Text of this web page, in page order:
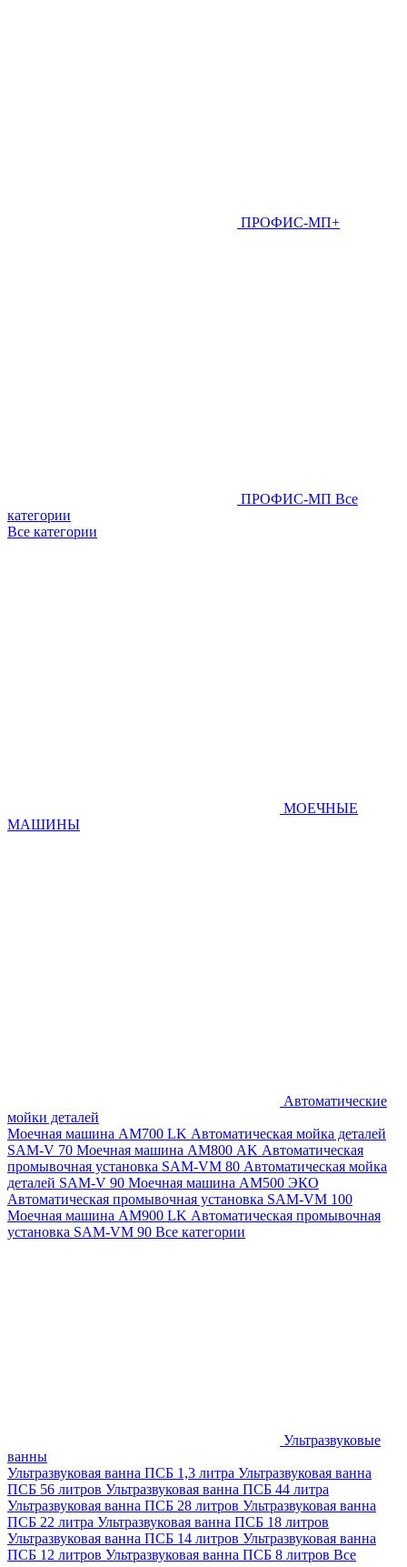
ПРОФИС-МП+
ПРОФИС-МП Все
категории
Все категории
МОЕЧНЫЕ
МАШИНЫ
Автоматические
мойки деталей
Моечная машина AM700 LK Автоматическая мойка деталей
SAM-V 70 Моечная машина АМ800 AK Автоматическая
промывочная установка SAM-VM 80 Автоматическая мойка
деталей SAM-V 90 Моечная машина АМ500 ЭКО
Автоматическая промывочная установка SAM-VM 100
Моечная машина AM900 LK Автоматическая промывочная
установка SAM-VM 90 Все категории
Ультразвуковые
ванны
Ультразвуковая ванна ПСБ 1,3 литра Ультразвуковая ванна
ПСБ 56 литров Ультразвуковая ванна ПСБ 44 литра
Ультразвуковая ванна ПСБ 28 литров Ультразвуковая ванна
ПСБ 22 литра Ультразвуковая ванна ПСБ 18 литров
Ультразвуковая ванна ПСБ 14 литров Ультразвуковая ванна
ПСБ 12 литров Ультразвуковая ванна ПСБ 8 литров Все